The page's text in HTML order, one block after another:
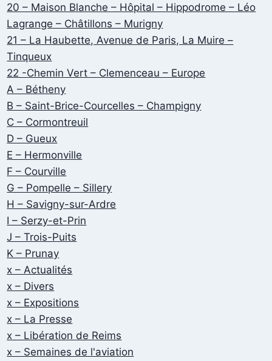
20 – Maison Blanche – Hôpital – Hippodrome – Léo
Lagrange – Châtillons – Murigny
21 – La Haubette, Avenue de Paris, La Muire –
Tinqueux
22 -Chemin Vert – Clemenceau – Europe
A – Bétheny
B – Saint-Brice-Courcelles – Champigny
C – Cormontreuil
D – Gueux
E – Hermonville
F – Courville
G – Pompelle – Sillery
H – Savigny-sur-Ardre
I – Serzy-et-Prin
J – Trois-Puits
K – Prunay
x – Actualités
x – Divers
x – Expositions
x – La Presse
x – Libération de Reims
x – Semaines de l'aviation